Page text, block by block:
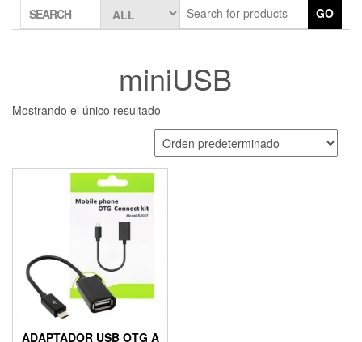
SEARCH GO
miniUSB
Mostrando el único resultado
ADAPTADOR USB OTG A